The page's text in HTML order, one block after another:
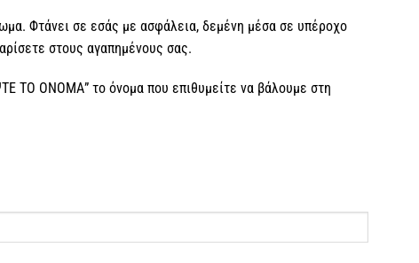
Φτάνει σε εσάς με ασφάλεια, δεμένη μέσα σε υπέροχο
στους αγαπημένους σας.
ΤΟ ΟΝΟΜΑ” το όνομα που επιθυμείτε να βάλουμε στη